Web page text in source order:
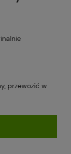
przewozić w